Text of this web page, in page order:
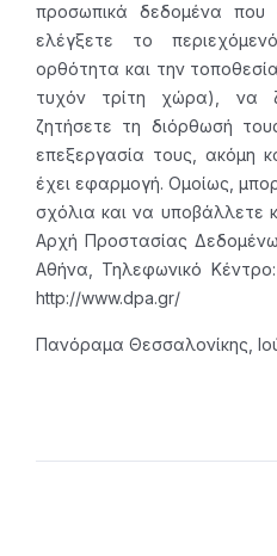
προσωπικά δεδομένα που
ελέγξετε το
ορθότητα και την
τυχόν τρίτη χώρα), να
ζητήσετε τη διόρθωσή
επεξεργασία τους, ακόμη
έχει εφαρμογή. Ομοίως,
σχόλια και να υποβάλλετε
Αρχή Προστασίας
Αθήνα, Τηλεφωνικό
http://www.dpa.gr/
Πανόραμα Θεσσαλονίκης,